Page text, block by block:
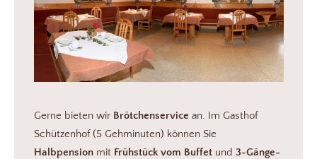
Gerne bieten wir Brötchenservice an. Im Gasthof
Schützenhof (5 Gehminuten) können Sie
Halbpension mit Frühstück vom Buffet und 3-Gänge-